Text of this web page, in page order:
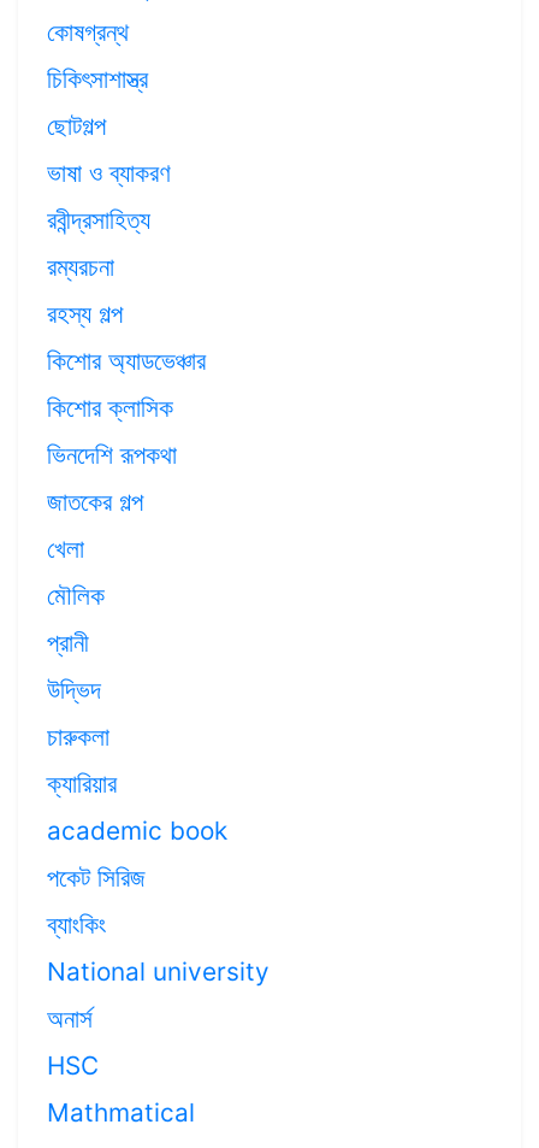
কোষগ্রন্থ
চিকিৎসাশাস্ত্র
ছোটগল্প
ভাষা ও ব্যাকরণ
রবীন্দ্রসাহিত্য
রম্যরচনা
রহস্য গল্প
কিশোর অ্যাডভেঞ্চার
কিশোর ক্লাসিক
ভিনদেশি রূপকথা
জাতকের গল্প
খেলা
মৌলিক
প্রানী
উদ্ভিদ
চারুকলা
ক্যারিয়ার
academic book
পকেট সিরিজ
ব্যাংকিং
National university
অনার্স
HSC
Mathmatical